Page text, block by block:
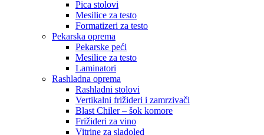
Pica stolovi
Mesilice za testo
Formatizeri za testo
Pekarska oprema
Pekarske peći
Mesilice za testo
Laminatori
Rashladna oprema
Rashladni stolovi
Vertikalni frižideri i zamrzivači
Blast Chiler – šok komore
Frižideri za vino
Vitrine za sladoled